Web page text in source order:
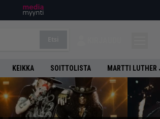
KEIKKA SOITTOLISTA MARTTI